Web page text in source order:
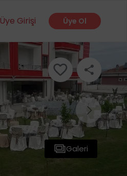
Üye Girişi Üye Ol
Galeri